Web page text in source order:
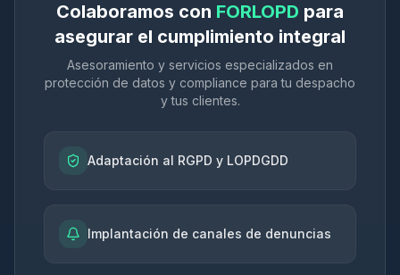
Colaboramos con FORLOPD para
asegurar el cumplimiento integral
Asesoramiento y servicios especializados en
protección de datos y compliance para tu despacho
y tus clientes.
Adaptación al RGPD y LOPDGDD
Implantación de canales de denuncias